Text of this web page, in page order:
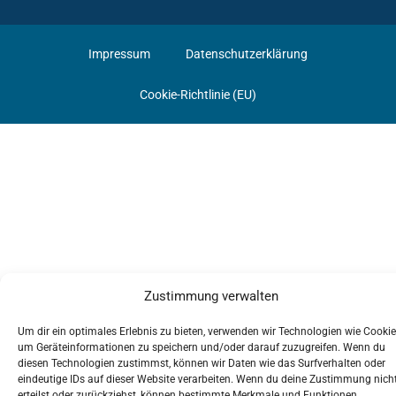
Zustimmung verwalten
Um dir ein optimales Erlebnis zu bieten, verwenden wir Technologien wie
um Geräteinformationen zu speichern und/oder darauf zuzugreifen. Wenn du
diesen Technologien zustimmst, können wir Daten wie das Surfverhalten oder
eindeutige IDs auf dieser Website verarbeiten. Wenn du deine Zustimmung
Impressum Datenschutzerklärung
Cookie-Richtlinie (EU)